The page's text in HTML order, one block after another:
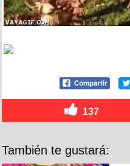
137
También te gustará: